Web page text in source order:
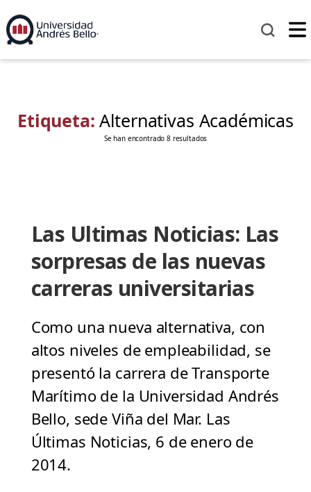
Etiqueta:Alternativas Académicas
Se han encontrado 8 resultados
Las Ultimas Noticias: Las
sorpresas de las nuevas
carreras universitarias
Como una nueva alternativa, con
altos niveles de empleabilidad, se
presentó la carrera de Transporte
Marítimo de la Universidad Andrés
Bello, sede Viña del Mar. Las
Últimas Noticias, 6 de enero de
2014.